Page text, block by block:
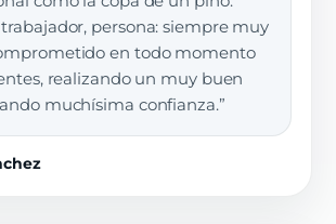
persona: siempre muy
en todo momento
realizando un muy buen
muchísima confianza.”